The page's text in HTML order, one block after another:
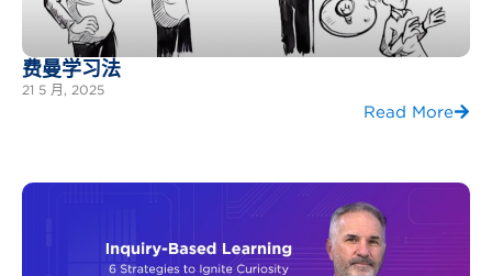
费曼学习法
21 5 月, 2025
Read More